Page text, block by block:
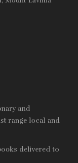
and
range local and
delivered to